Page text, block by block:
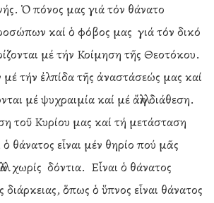
Ὁ πόνος μας γιά τόν θάνατο
καί ὁ φόβος μας γιά τόν δικό
μέ τήν Κοίμηση τῆς Θεοτόκου.
τήν ἐλπίδα τῆς ἀναστάσεώς μας καί
μέ ψυχραιμία καί μέ ἄλλη διάθεση.
τοῦ Κυρίου μας καί τή μετάσταση
θάνατος εἶναι μέν θηρίο πού μᾶς
χωρίς δόντια. Εἶναι ὁ θάνατος
διάρκειας, ὅπως ὁ ὕπνος εἶναι θάνατος